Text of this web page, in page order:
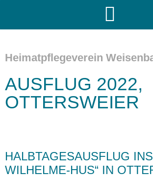
Heimatpflegeverein
AUSFLUG 2022,
OTTERSWEIER
HALBTAGESAUSFLUG
WILHELME-HUS“ IN